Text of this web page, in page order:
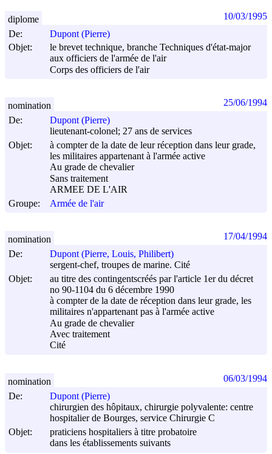
De:
Dupont (Pierre)
Objet:
le brevet technique, branche Techniques d'état-major
aux officiers de l'armée de l'air
Corps des officiers de l'air
diplome 10/03/1995
De:
Dupont (Pierre)
lieutenant-colonel; 27 ans de services
Objet:
à compter de la date de leur réception dans leur grade,
les militaires appartenant à l'armée active
Au grade de chevalier
Sans traitement
ARMEE DE L'AIR
Groupe:
Armée de l'air
nomination 25/06/1994
De:
Dupont (Pierre, Louis, Philibert)
sergent-chef, troupes de marine. Cité
Objet:
au titre des contingentscréés par l'article 1er du décret
no 90-1104 du 6 décembre 1990
à compter de la date de réception dans leur grade, les
militaires n'appartenant pas à l'armée active
Au grade de chevalier
Avec traitement
Cité
nomination 17/04/1994
De:
Dupont (Pierre)
chirurgien des hôpitaux, chirurgie polyvalente: centre
hospitalier de Bourges, service Chirurgie C
Objet:
praticiens hospitaliers à titre probatoire
dans les établissements suivants
nomination 06/03/1994